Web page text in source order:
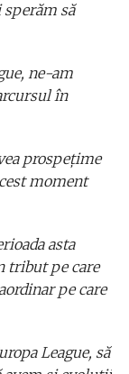
să
ne-am
în
prospeţime
moment
asta
tribut pe care
pe care
League, să